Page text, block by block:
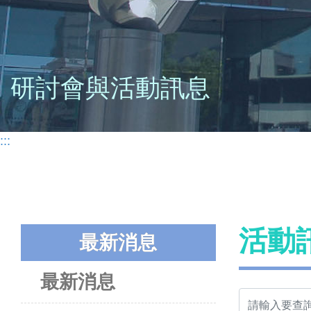
研討會與活動訊息
:::
最新消息
最新消息
活動